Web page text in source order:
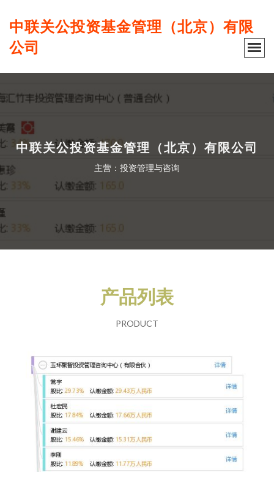
中联关公投资基金管理（北京）有限
公司
中联关公投资基金管理（北京）有限公司
主营：投资管理与咨询
产品列表
PRODUCT